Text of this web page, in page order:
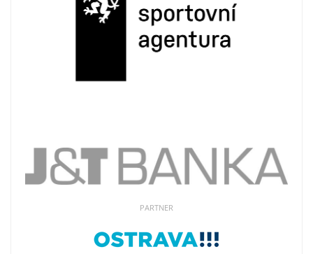
PARTNER